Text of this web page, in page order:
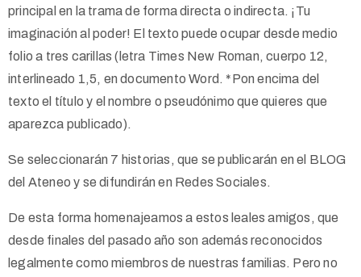
principal en la trama de forma directa o indirecta. ¡Tu
imaginación al poder! El texto puede ocupar desde medio
folio a tres carillas (letra Times New Roman, cuerpo 12,
interlineado 1,5, en documento Word. *Pon encima del
texto el título y el nombre o pseudónimo que quieres que
aparezca publicado).
Se seleccionarán 7 historias, que se publicarán en el BLOG
del Ateneo y se difundirán en Redes Sociales.
De esta forma homenajeamos a estos leales amigos, que
desde finales del pasado año son además reconocidos
legalmente como miembros de nuestras familias. Pero no